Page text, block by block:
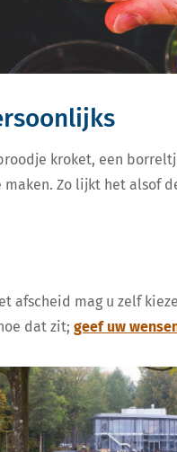
kroket, een
Zo lijkt het alsof
afscheid mag u zelf
dat zit; geef uw